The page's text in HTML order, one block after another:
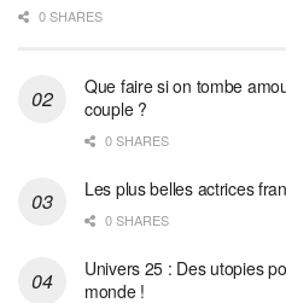
0 SHARES
Que faire si on tombe
couple ?
0 SHARES
Les plus belles actrices
0 SHARES
Univers 25 : Des utopies
monde !